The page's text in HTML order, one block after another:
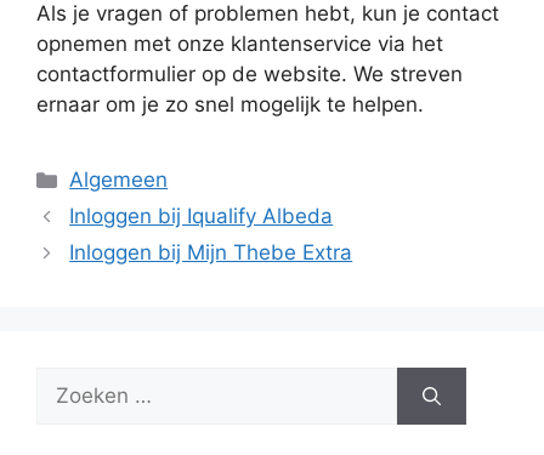
Als je vragen of problemen hebt, kun je contact
opnemen met onze klantenservice via het
contactformulier op de website. We streven
ernaar om je zo snel mogelijk te helpen.
Categorieën
Algemeen
Inloggen bij Iqualify Albeda
Inloggen bij Mijn Thebe Extra
Zoek